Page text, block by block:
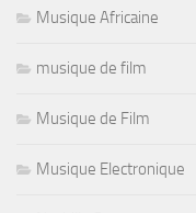
Musique Africaine
musique de film
Musique de Film
Musique Electronique